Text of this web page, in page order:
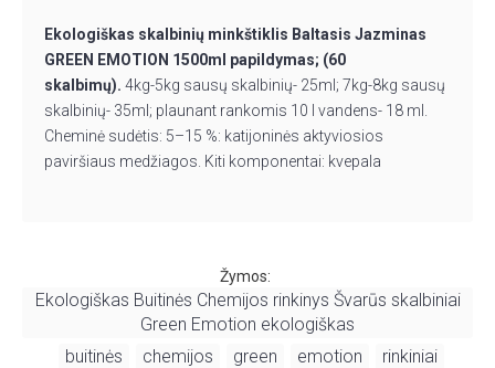
Ekologiškas skalbinių minkštiklis Baltasis Jazminas
GREEN EMOTION 1500ml papildymas; (60
skalbimų). 4kg-5kg sausų skalbinių- 25ml; 7kg-8kg sausų
skalbinių- 35ml; plaunant rankomis 10 l vandens- 18 ml.
Cheminė sudėtis: 5–15 %: katijoninės aktyviosios
paviršiaus medžiagos. Kiti komponentai: kvepala
Žymos:
Ekologiškas Buitinės Chemijos rinkinys Švarūs skalbiniai
Green Emotion ekologiškas
buitinės chemijos green emotion rinkiniai